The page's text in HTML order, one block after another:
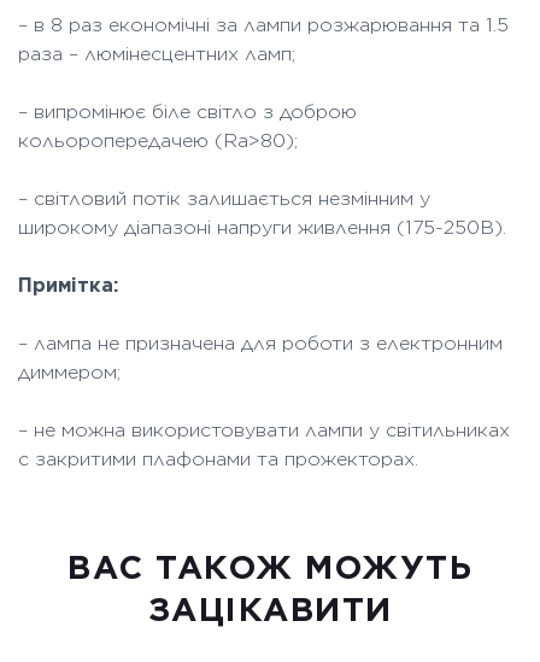
– в 8 раз економічні за лампи розжарювання та 1.5
раза – люмінесцентних ламп;
– випромінює біле світло з доброю
кольоропередачею (Ra>80);
– світловий потік залишається незмінним у
широкому діапазоні напруги живлення (175-250В).
Примітка:
– лампа не призначена для роботи з електронним
диммером;
– не можна використовувати лампи у світильниках
с закритими плафонами та прожекторах.
ВАC ТАКОЖ МОЖУТЬ
ЗАЦІКАВИТИ